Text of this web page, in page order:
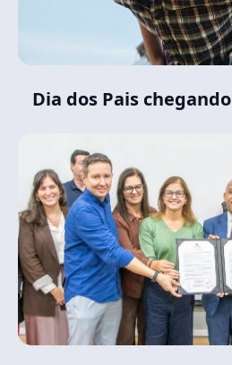
Dia dos Pais chegando